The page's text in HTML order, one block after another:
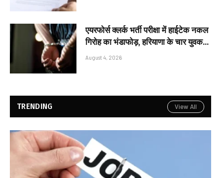
एयरफोर्स क्लर्क भर्ती परीक्षा में हाईटेक नकल
गिरोह का भंडाफोड़, हरियाणा के चार युवक
तमिलनाडु में गिरफ्तार
August 4, 2026
TRENDING View All